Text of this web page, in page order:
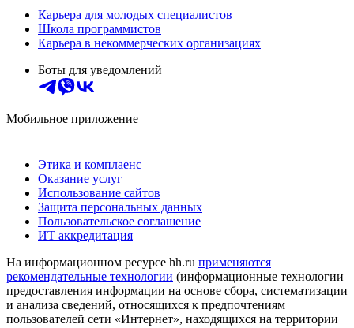
Карьера для молодых специалистов
Школа программистов
Карьера в некоммерческих организациях
Боты для уведомлений
Мобильное приложение
Этика и комплаенс
Оказание услуг
Использование сайтов
Защита персональных данных
Пользовательское соглашение
ИТ аккредитация
На информационном ресурсе hh.ru применяются
рекомендательные технологии (информационные технологии
предоставления информации на основе сбора, систематизации
и анализа сведений, относящихся к предпочтениям
пользователей сети «Интернет», находящихся на территории